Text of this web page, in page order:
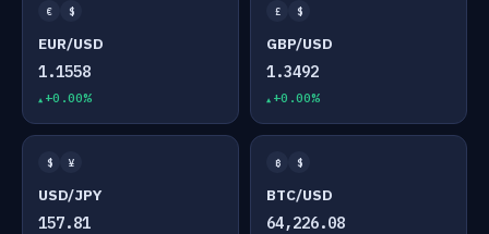
€ $
EUR/USD
1.1558
+0.00%
£ $
GBP/USD
1.3492
+0.00%
$ ¥
USD/JPY
157.81
₿ $
BTC/USD
64,226.08